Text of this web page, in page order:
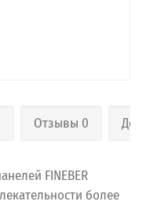
Отзывы 0
FINEBER
более